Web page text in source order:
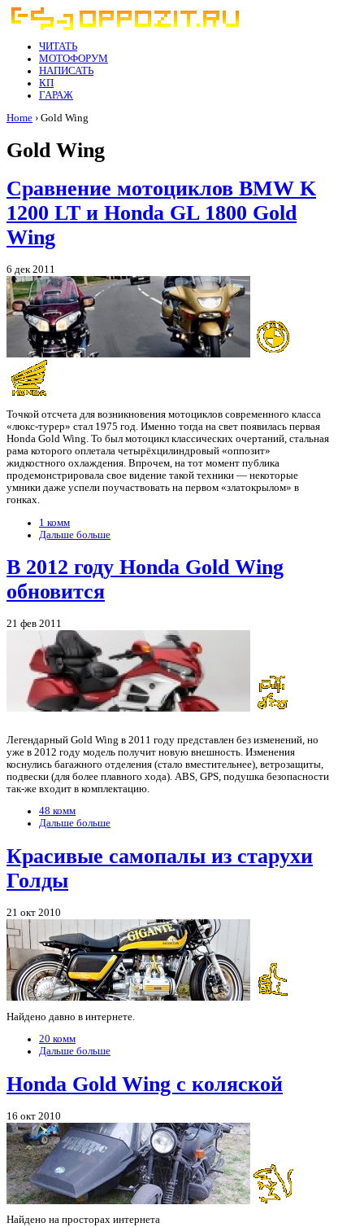
ЧИТАТЬ
МОТОФОРУМ
НАПИСАТЬ
КП
ГАРАЖ
Home › Gold Wing
Gold Wing
Сравнение мотоциклов BMW K
1200 LT и Honda GL 1800 Gold
Wing
6 дек 2011
Точкой отсчета для возникновения мотоциклов современного класса
«люкс-турер» стал 1975 год. Именно тогда на свет появилась первая
Honda Gold Wing. То был мотоцикл классических очертаний, стальная
рама которого оплетала четырёхцилиндровый «оппозит»
жидкостного охлаждения. Впрочем, на тот момент публика
продемонстрировала свое видение такой техники — некоторые
умники даже успели поучаствовать на первом «златокрылом» в
гонках.
1 комм
Дальше больше
В 2012 году Honda Gold Wing
обновится
21 фев 2011
Легендарный Gold Wing в 2011 году представлен без изменений, но
уже в 2012 году модель получит новую внешность. Изменения
коснулись багажного отделения (стало вместительнее), ветрозащиты,
подвески (для более плавного хода). ABS, GPS, подушка безопасности
так-же входит в комплектацию.
48 комм
Дальше больше
Красивые самопалы из старухи
Голды
21 окт 2010
Найдено давно в интернете.
20 комм
Дальше больше
Honda Gold Wing с коляской
16 окт 2010
Найдено на просторах интернета